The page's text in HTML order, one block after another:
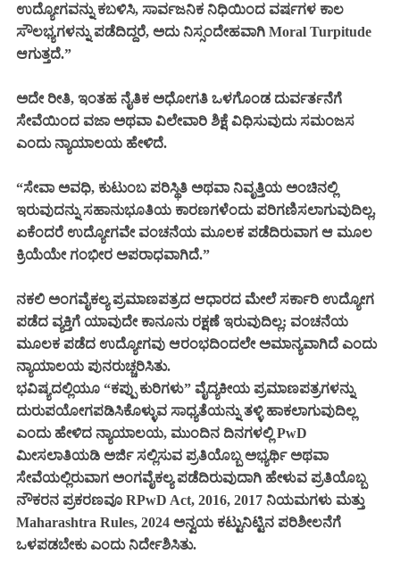
ಉದ್ಯೋಗವನ್ನು ಕಬಳಿಸಿ, ಸಾರ್ವಜನಿಕ ನಿಧಿಯಿಂದ ವರ್ಷಗಳ ಕಾಲ
ಸೌಲಭ್ಯಗಳನ್ನು ಪಡೆದಿದ್ದರೆ, ಅದು ನಿಸ್ಸಂದೇಹವಾಗಿ Moral Turpitude
ಆಗುತ್ತದೆ.”
ಅದೇ ರೀತಿ, ಇಂತಹ ನೈತಿಕ ಅಧೋಗತಿ ಒಳಗೊಂಡ ದುರ್ವರ್ತನೆಗೆ
ಸೇವೆಯಿಂದ ವಜಾ ಅಥವಾ ವಿಲೇವಾರಿ ಶಿಕ್ಷೆ ವಿಧಿಸುವುದು ಸಮಂಜಸ
ಎಂದು ನ್ಯಾಯಾಲಯ ಹೇಳಿದೆ.
“ಸೇವಾ ಅವಧಿ, ಕುಟುಂಬ ಪರಿಸ್ಥಿತಿ ಅಥವಾ ನಿವೃತ್ತಿಯ ಅಂಚಿನಲ್ಲಿ
ಇರುವುದನ್ನು ಸಹಾನುಭೂತಿಯ ಕಾರಣಗಳೆಂದು ಪರಿಗಣಿಸಲಾಗುವುದಿಲ್ಲ,
ಏಕೆಂದರೆ ಉದ್ಯೋಗವೇ ವಂಚನೆಯ ಮೂಲಕ ಪಡೆದಿರುವಾಗ ಆ ಮೂಲ
ಕ್ರಿಯೆಯೇ ಗಂಭೀರ ಅಪರಾಧವಾಗಿದೆ.”
ನಕಲಿ ಅಂಗವೈಕಲ್ಯ ಪ್ರಮಾಣಪತ್ರದ ಆಧಾರದ ಮೇಲೆ ಸರ್ಕಾರಿ ಉದ್ಯೋಗ
ಪಡೆದ ವ್ಯಕ್ತಿಗೆ ಯಾವುದೇ ಕಾನೂನು ರಕ್ಷಣೆ ಇರುವುದಿಲ್ಲ; ವಂಚನೆಯ
ಮೂಲಕ ಪಡೆದ ಉದ್ಯೋಗವು ಆರಂಭದಿಂದಲೇ ಅಮಾನ್ಯವಾಗಿದೆ ಎಂದು
ನ್ಯಾಯಾಲಯ ಪುನರುಚ್ಚರಿಸಿತು.
ಭವಿಷ್ಯದಲ್ಲಿಯೂ “ಕಪ್ಪು ಕುರಿಗಳು” ವೈದ್ಯಕೀಯ ಪ್ರಮಾಣಪತ್ರಗಳನ್ನು
ದುರುಪಯೋಗಪಡಿಸಿಕೊಳ್ಳುವ ಸಾಧ್ಯತೆಯನ್ನು ತಳ್ಳಿ ಹಾಕಲಾಗುವುದಿಲ್ಲ
ಎಂದು ಹೇಳಿದ ನ್ಯಾಯಾಲಯ, ಮುಂದಿನ ದಿನಗಳಲ್ಲಿ PwD
ಮೀಸಲಾತಿಯಡಿ ಅರ್ಜಿ ಸಲ್ಲಿಸುವ ಪ್ರತಿಯೊಬ್ಬ ಅಭ್ಯರ್ಥಿ ಅಥವಾ
ಸೇವೆಯಲ್ಲಿರುವಾಗ ಅಂಗವೈಕಲ್ಯ ಪಡೆದಿರುವುದಾಗಿ ಹೇಳುವ ಪ್ರತಿಯೊಬ್ಬ
ನೌಕರನ ಪ್ರಕರಣವೂ RPwD Act, 2016, 2017 ನಿಯಮಗಳು ಮತ್ತು
Maharashtra Rules, 2024 ಅನ್ವಯ ಕಟ್ಟುನಿಟ್ಟಿನ ಪರಿಶೀಲನೆಗೆ
ಒಳಪಡಬೇಕು ಎಂದು ನಿರ್ದೇಶಿಸಿತು.